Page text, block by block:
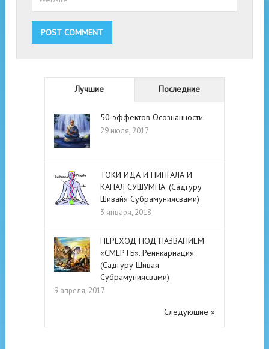
Лучшие Последние
50 эффектов Осознанности.
29 июля, 2017
ТОКИ ИДА И ПИНГАЛА И
КАНАЛ СУШУМНА. (Садгуру
Шивайя Субрамуниясвами)
3 января, 2018
ПЕРЕХОД ПОД НАЗВАНИЕМ
«СМЕРТЬ». Реинкарнация.
(Садгуру Шивая
Субрамуниясвами)
9 апреля, 2017
Следующие »